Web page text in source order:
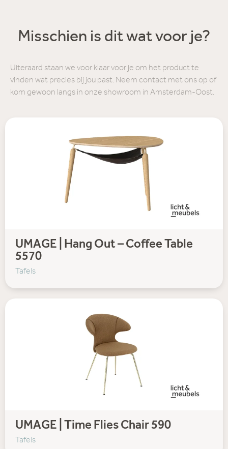
Misschien is dit wat voor je?
Uiteraard staan we voor klaar voor je om het product te
vinden wat precies bij jou past. Neem contact met ons op of
kom gewoon langs in onze showroom in Amsterdam-Oost.
UMAGE | Hang Out – Coffee Table
5570
Tafels
UMAGE | Time Flies Chair 590
Tafels